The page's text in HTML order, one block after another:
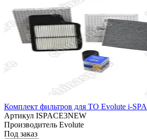
Комплект фильтров для ТО Evolute i-
Артикул ISPACE3NEW
Производитель Evolute
Под заказ